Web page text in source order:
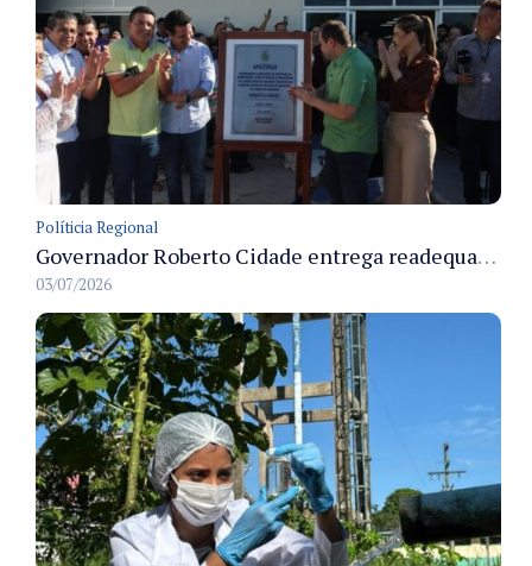
Políticia Regional
Governador Roberto Cidade entrega readequação do ambulatório da FCecon e amplia capacidade de atendimento oncológico em Manaus
03/07/2026